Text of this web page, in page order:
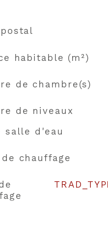
habitable (m²)
de chambre(s)
de niveaux
salle d'eau
de chauffage